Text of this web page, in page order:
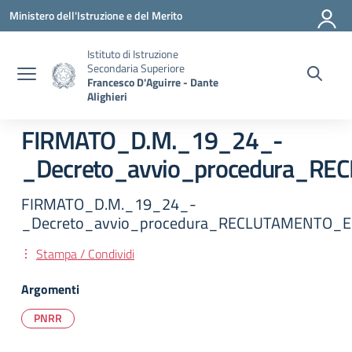
Vai ai contenuti
Vai al menu di navigazione
Vai al footer
Ministero dell'Istruzione e del Merito
Istituto di Istruzione
Secondaria Superiore
Francesco D'Aguirre - Dante
Alighieri
FIRMATO_D.M._19_24_-
FIRMATO_D.M._19_24_-
Stampa / Condividi
Argomenti
PNRR